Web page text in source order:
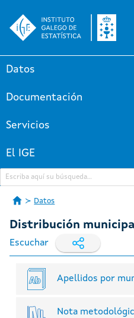
Datos
Documentación
Servicios
El IGE
Datos
Distribución
Escuchar
Apellidos por
Nota